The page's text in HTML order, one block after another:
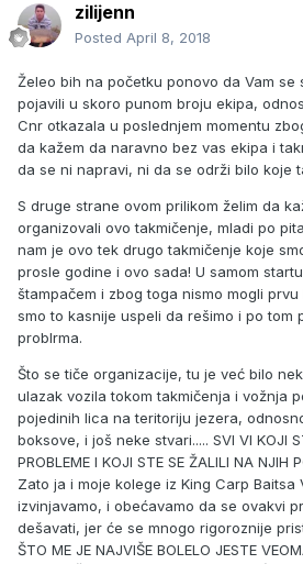
zilijenn
Posted April 8, 2018
Želeo bih na početku ponovo da Vam se
pojavili u skoro punom broju ekipa,
Cnr otkazala u poslednjem momentu
da kažem da naravno bez vas ekipa i
da se ni napravi, ni da se održi bilo koje
S druge strane ovom prilikom želim da
organizovali ovo takmičenje, mladi po
nam je ovo tek drugo takmičenje koje
prosle godine i ovo sada! U samom
štampačem i zbog toga nismo mogli
smo to kasnije uspeli da rešimo i po tom
problrma.
Što se tiče organizacije, tu je već bilo
ulazak vozila tokom takmičenja i vožnja
pojedinih lica na teritoriju jezera,
boksove, i još neke stvari..... SVI VI KOJI
PROBLEME I KOJI STE SE ŽALILI NA NJIH
Zato ja i moje kolege iz King Carp Baitsa
izvinjavamo, i obećavamo da se ovakvi
dešavati, jer će se mnogo rigoroznije
ŠTO ME JE NAJVIŠE BOLELO JESTE